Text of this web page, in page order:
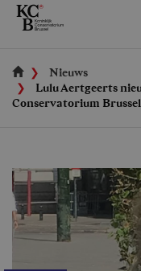
Skip
Nieuws
Lulu Aertgeerts
Conservatorium Brussel